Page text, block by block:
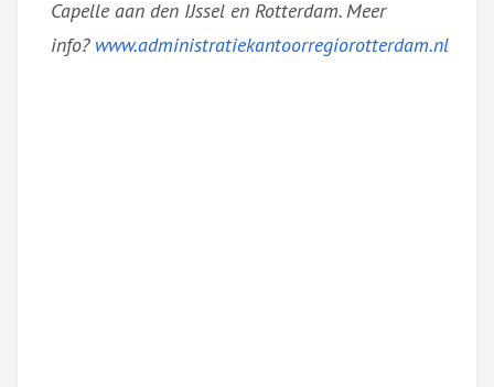
Capelle aan den IJssel en Rotterdam. Meer
info? www.administratiekantoorregiorotterdam.nl